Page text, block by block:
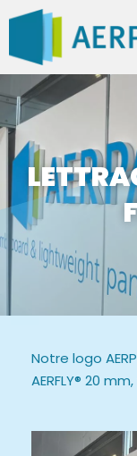
Notre logo
AERFLY® 20